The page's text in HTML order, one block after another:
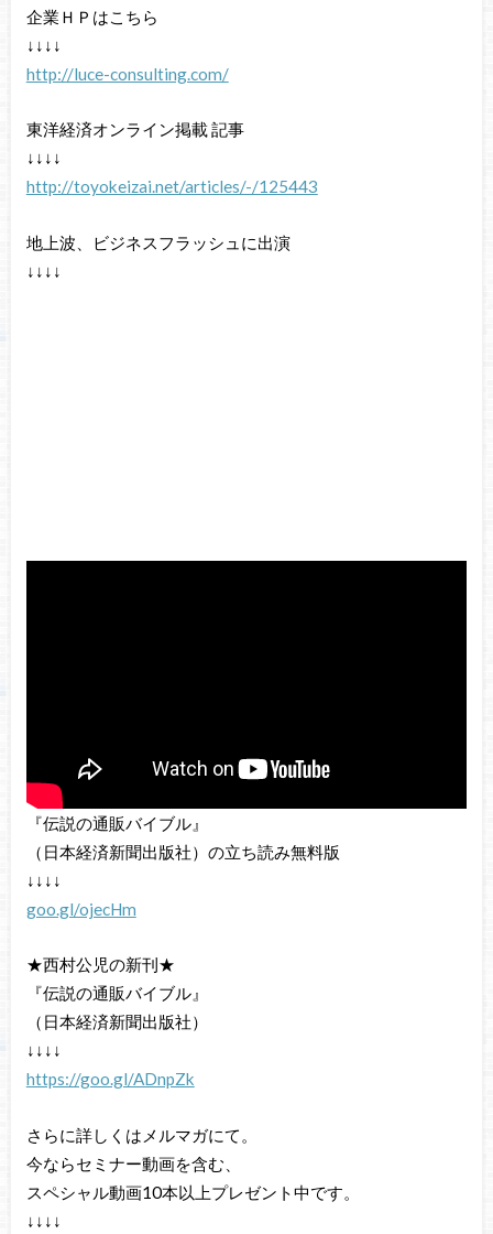
企業ＨＰはこちら
↓↓↓↓
http://luce-consulting.com/
東洋経済オンライン掲載 記事
↓↓↓↓
http://toyokeizai.net/articles/-/125443
地上波、ビジネスフラッシュに出演
↓↓↓↓
『伝説の通販バイブル』
（日本経済新聞出版社）の立ち読み無料版
↓↓↓↓
goo.gl/ojecHm
★西村公児の新刊★
『伝説の通販バイブル』
（日本経済新聞出版社）
↓↓↓↓
https://goo.gl/ADnpZk
さらに詳しくはメルマガにて。
今ならセミナー動画を含む、
スペシャル動画10本以上プレゼント中です。
↓↓↓↓